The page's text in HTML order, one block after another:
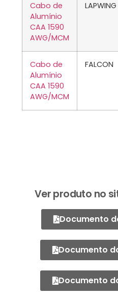
Cabo de
Alumínio
CAA 1590
AWG/MCM
LAPWING
Cabo de
Alumínio
CAA 1590
AWG/MCM
FALCON
Ver produto no
Documento
Documento
Documento